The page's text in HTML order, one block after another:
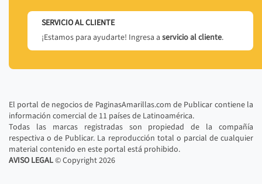
SERVICIO AL CLIENTE
¡Estamos para ayudarte! Ingresa a servicio al cliente.
El portal de negocios de PaginasAmarillas.com de Publicar contiene la
información comercial de 11 países de Latinoamérica.
Todas las marcas registradas son propiedad de la compañía
respectiva o de Publicar. La reproducción total o parcial de cualquier
material contenido en este portal está prohibido.
AVISO LEGAL© Copyright2026